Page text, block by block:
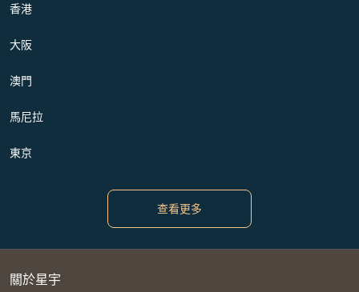
香港
大阪
澳門
馬尼拉
東京
查看更多
關於星宇